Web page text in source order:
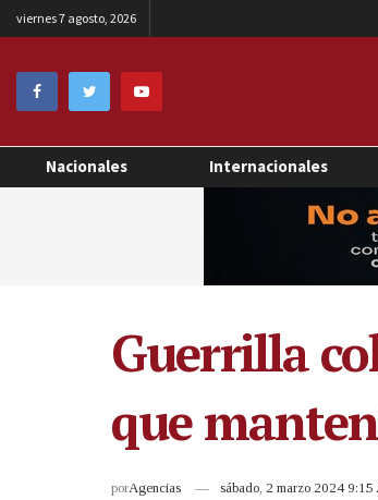
viernes 7 agosto, 2026
Nacionales Internacionales
Guerrilla
que
porAgencias sábado, 2 marzo 2024 9:15